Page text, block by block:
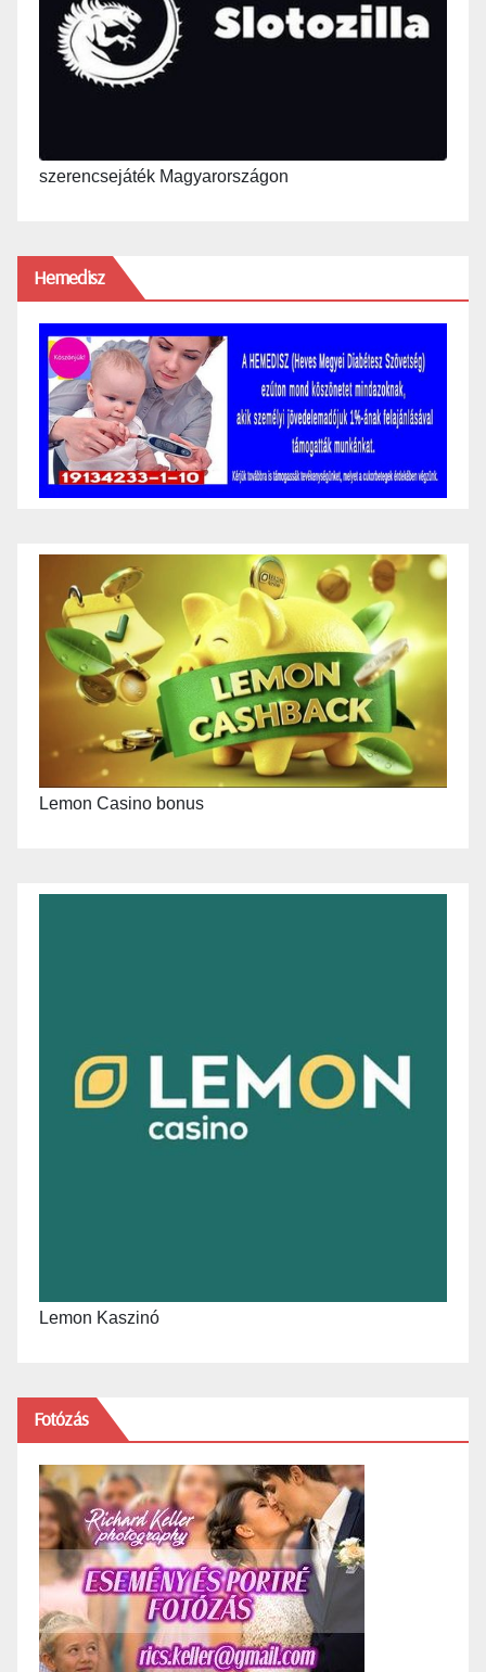
szerencsejáték Magyarországon
Hemedisz
Lemon Casino bonus
Lemon Kaszinó
Fotózás